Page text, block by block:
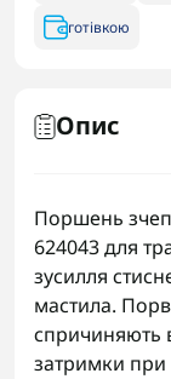
готівкою
Опис
Поршень
624043 для
зусилля
мастила.
спричиняють
затримки при